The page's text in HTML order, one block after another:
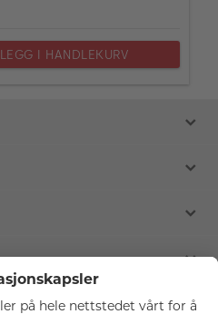
LEGG I HANDLEKURV